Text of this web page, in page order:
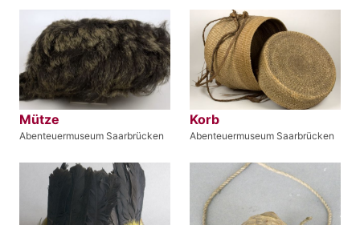
Mütze
Abenteuermuseum Saarbrücken
Korb
Abenteuermuseum Saarbrücken